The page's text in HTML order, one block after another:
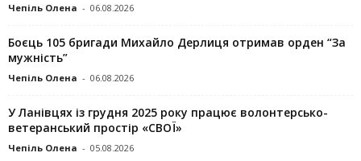
Чепіль Олена - 06.08.2026
Боєць 105 бригади Михайло Дерлиця отримав орден “За
мужність”
Чепіль Олена - 06.08.2026
У Ланівцях із грудня 2025 року працює волонтерсько-
ветеранський простір «СВОЇ»
Чепіль Олена - 05.08.2026